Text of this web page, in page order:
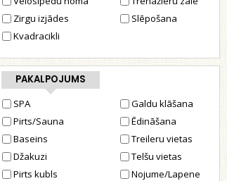
Zirgu izjādes
Kvadracikli
Slēpošana
PAKALPOJUMS
SPA
Pirts/Sauna
Baseins
Džakuzi
Pirts kubls
Galdu klāšana
Ēdināšana
Treileru vietas
Telšu vietas
Nojume/Lapene